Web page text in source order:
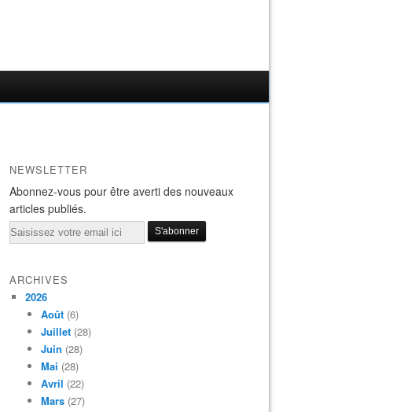
NEWSLETTER
Abonnez-vous pour être averti des nouveaux
articles publiés.
Email
ARCHIVES
2026
Août (6)
Juillet (28)
Juin (28)
Mai (28)
Avril (22)
Mars (27)